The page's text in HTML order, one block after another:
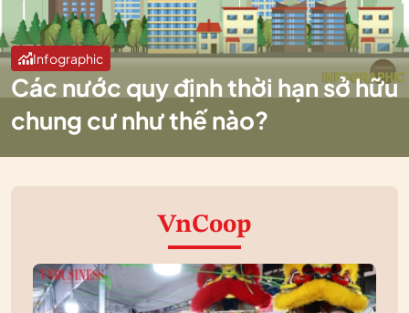
Infographic
Các nước quy định thời hạn sở hữu
chung cư như thế nào?
VnCoop